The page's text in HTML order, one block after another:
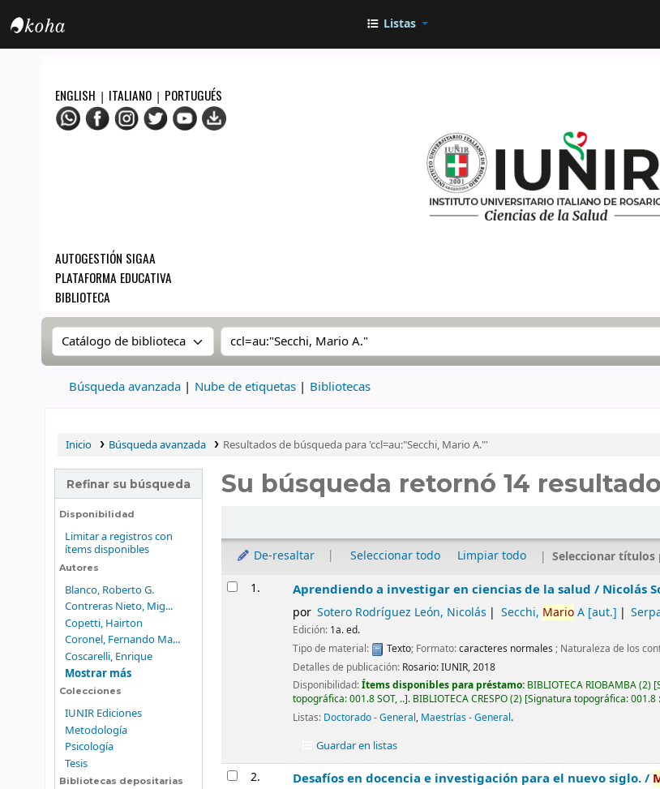
OPAC - IUNIR
Listas
ENGLISH | ITALIANO| PORTUGUÉS
AUTOGESTIÓN SIGAA
PLATAFORMA EDUCATIVA
BIBLIOTECA
Buscar en el catálogo por:Buscar en el catálogo por palabra clave
Búsqueda avanzada Nube de etiquetas Bibliotecas
Inicio Búsqueda avanzada Resultados de búsqueda para 'ccl=au:"Secchi, Mario A."'
Refinar su búsqueda
Disponibilidad
Limitar a registros con
ítems disponibles
Autores
Blanco, Roberto G.
Contreras Nieto, Mig...
Copetti, Hairton
Coronel, Fernando Ma...
Coscarelli, Enrique
Mostrar más
Colecciones
IUNIR Ediciones
Metodología
Psicología
Tesis
Bibliotecas depositarias
Su búsqueda retornó 14
De-resaltar Seleccionar todo Limpiar todo Seleccionar títulos
Resultados
1. Aprendiendo a investigar en ciencias de la salud / Nicolás
por Sotero Rodríguez León, Nicolás Secchi, MarioA[aut.]
Edición: 1a. ed.
Tipo de material:
Texto; Formato:caracteres normales; Naturaleza de los
Detalles de publicación: Rosario:IUNIR,2018
Disponibilidad:Ítems disponibles para préstamo: BIBLIOTECA RIOBAMBA(2)
topográfica:001.8 SOT, .. . BIBLIOTECA CRESPO(2) Signatura topográfica:001.8
Listas: Doctorado - General, Maestrías - General.
Guardar en listas
2. Desafíos en docencia e investigación para el nuevo siglo. /